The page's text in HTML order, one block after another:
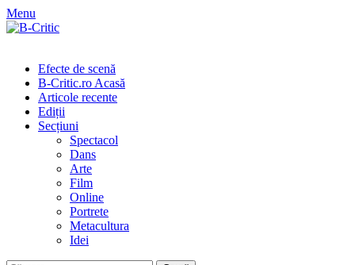
Skip
to
Menu
Menu
Efecte de scenă
B-Critic.ro Acasă
Articole recente
Ediții
Secțiuni
Spectacol
Dans
Arte
Film
Online
Portrete
Metacultura
Idei